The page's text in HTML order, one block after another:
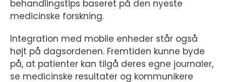
behandlingstips baseret på den nyeste
medicinske forskning.
Integration med mobile enheder står også
højt på dagsordenen. Fremtiden kunne byde
på, at patienter kan tilgå deres egne journaler,
se medicinske resultater og kommunikere